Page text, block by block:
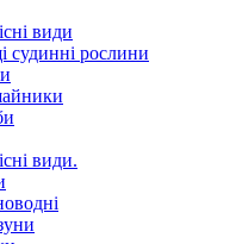
види
судинні рослини
види.